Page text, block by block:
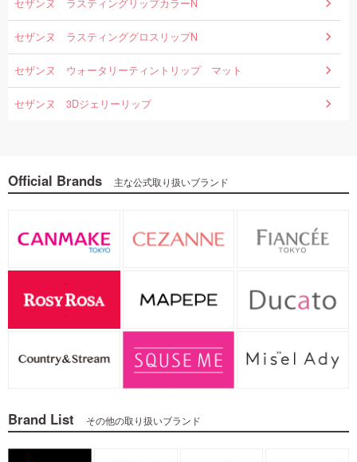
セザンヌ ラスティングリップカラーN
セザンヌ ラスティンググロスリップN
セザンヌ ウォータリーティントリップ マット
セザンヌ 3Dジェリーリップ
Official Brands 主な公式取り扱いブランド
Brand List その他の取り扱いブランド